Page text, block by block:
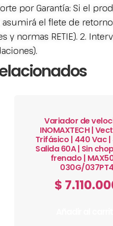
por Garantía: Si el
el flete de retorno
normas RETIE). 2.
Variador de
INOMAXTECH |
Trifásico | 440 Vac |
Salida 60A | Sin
frenado |
030G/037PT4
$